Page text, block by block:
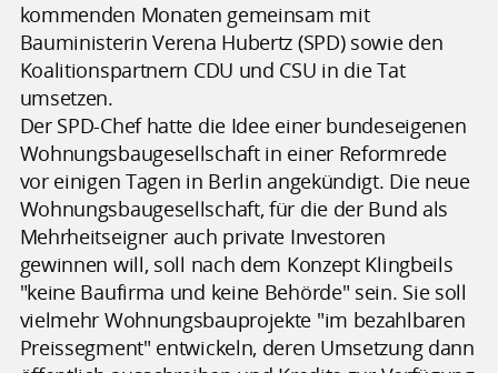
kommenden Monaten gemeinsam mit
Bauministerin Verena Hubertz (SPD) sowie den
Koalitionspartnern CDU und CSU in die Tat
umsetzen.
Der SPD-Chef hatte die Idee einer bundeseigenen
Wohnungsbaugesellschaft in einer Reformrede
vor einigen Tagen in Berlin angekündigt. Die neue
Wohnungsbaugesellschaft, für die der Bund als
Mehrheitseigner auch private Investoren
gewinnen will, soll nach dem Konzept Klingbeils
"keine Baufirma und keine Behörde" sein. Sie soll
vielmehr Wohnungsbauprojekte "im bezahlbaren
Preissegment" entwickeln, deren Umsetzung dann